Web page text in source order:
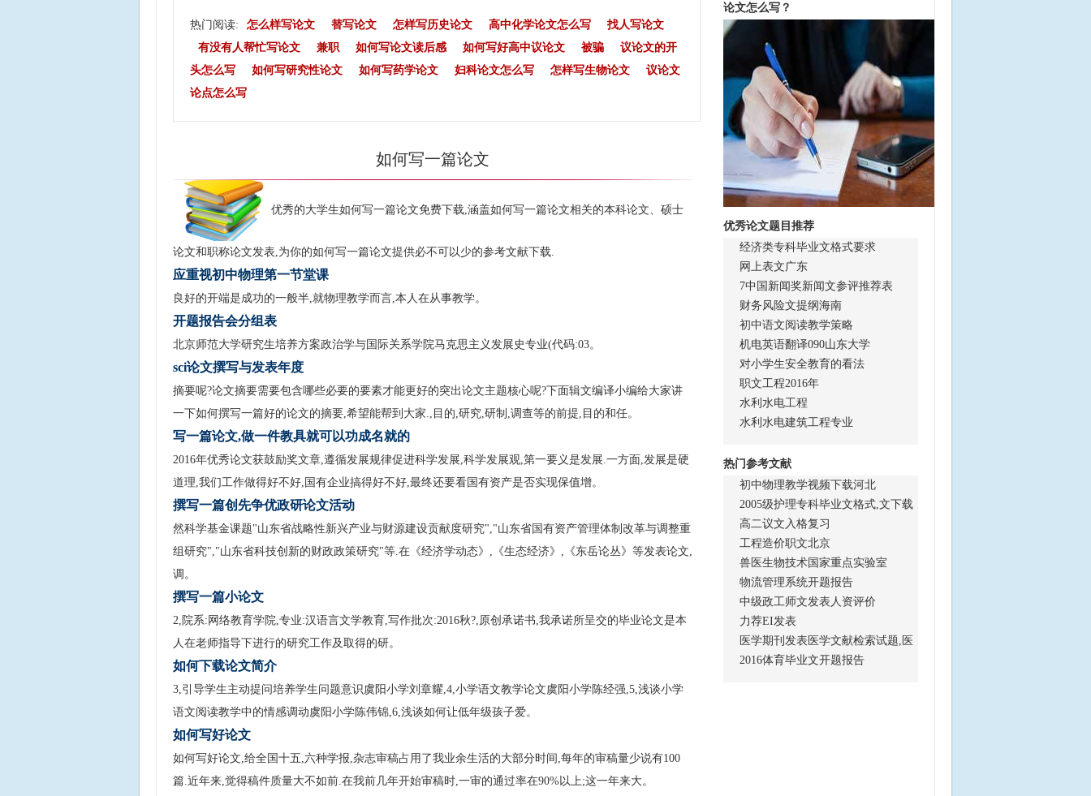
热门阅读: 怎么样写论文 替写论文 怎样写历史论文 高中化学论文怎么写
找人写论文
有没有人帮忙写论文
兼职 如何写论文读后感 如何写好高中议论文 被骗
议论文的开
头怎么写
如何写研究性论文 如何写药学论文 妇科论文怎么写 怎样写生物论文
议论文
论点怎么写
如何写一篇论文
优秀的大学生如何写一篇论文免费下载,涵盖如何写一篇论文相关的本科论文、硕士
论文和职称论文发表,为你的如何写一篇论文提供必不可以少的参考文献下载.
应重视初中物理第一节堂课
良好的开端是成功的一般半,就物理教学而言,本人在从事教学。
开题报告会分组表
北京师范大学研究生培养方案政治学与国际关系学院马克思主义发展史专业(代码:03。
sci论文撰写与发表年度
摘要呢?论文摘要需要包含哪些必要的要素才能更好的突出论文主题核心呢?下面辑文编译小编给大家讲
一下如何撰写一篇好的论文的摘要,希望能帮到大家.,目的,研究,研制,调查等的前提,目的和任。
写一篇论文,做一件教具就可以功成名就的
2016年优秀论文获鼓励奖文章,遵循发展规律促进科学发展,科学发展观,第一要义是发展.一方面,发展是硬
道理,我们工作做得好不好,国有企业搞得好不好,最终还要看国有资产是否实现保值增。
撰写一篇创先争优政研论文活动
然科学基金课题"山东省战略性新兴产业与财源建设贡献度研究","山东省国有资产管理体制改革与调整重
组研究","山东省科技创新的财政政策研究"等.在《经济学动态》,《生态经济》,《东岳论丛》等发表论文,
调。
撰写一篇小论文
2,院系:网络教育学院,专业:汉语言文学教育,写作批次:2016秋?,原创承诺书,我承诺所呈交的毕业论文是本
人在老师指导下进行的研究工作及取得的研。
如何下载论文简介
3,引导学生主动提问培养学生问题意识虞阳小学刘章耀,4,小学语文教学论文虞阳小学陈经强,5,浅谈小学
语文阅读教学中的情感调动虞阳小学陈伟锦,6,浅谈如何让低年级孩子爱。
如何写好论文
如何写好论文,给全国十五,六种学报,杂志审稿占用了我业余生活的大部分时间,每年的审稿量少说有100
篇.近年来,觉得稿件质量大不如前.在我前几年开始审稿时,一审的通过率在90%以上;这一年来大。
论文怎么写？
优秀论文题目推荐
经济类专科毕业文格式要求
网上表文广东
7中国新闻奖新闻文参评推荐表
财务风险文提纲海南
初中语文阅读教学策略
机电英语翻译090山东大学
对小学生安全教育的看法
职文工程2016年
水利水电工程
水利水电建筑工程专业
热门参考文献
初中物理教学视频下载河北
2005级护理专科毕业文格式,文下载
高二议文入格复习
工程造价职文北京
兽医生物技术国家重点实验室
物流管理系统开题报告
中级政工师文发表人资评价
力荐EI发表
医学期刊发表医学文献检索试题,医
2016体育毕业文开题报告